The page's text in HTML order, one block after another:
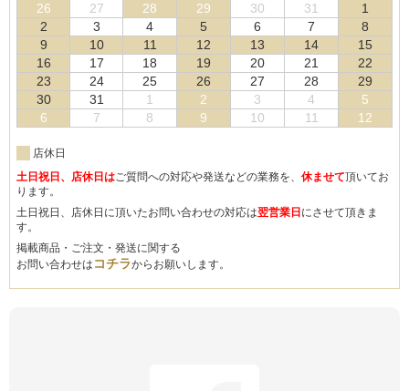
26
27 28 29 30 31
1
2
3 4 5 6 7
8
9
10 11 12 13 14
15
16
17 18 19 20 21
22
23
24 25 26 27 28
29
30
31 1 2 3 4
5
6
7 8 9 10 11 12
店休日
土日祝日、店休日はご質問への対応や発送などの業務を、 休ませて頂いてお
ります。
土日祝日、店休日に頂いたお問い合わせの対応は翌営業日 にさせて頂きま
す。
掲載商品・ご注文・発送に関する
お問い合わせは コチラからお願いします。